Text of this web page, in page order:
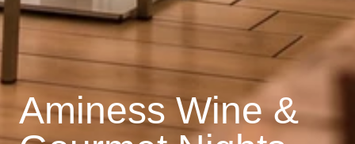
Aminess Wine &